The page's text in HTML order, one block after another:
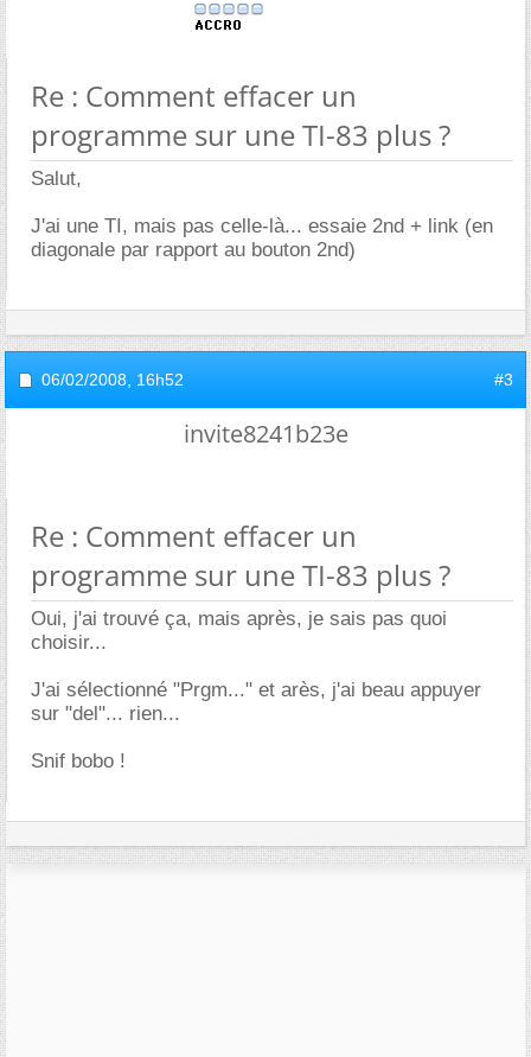
Re : Comment effacer un
programme sur une TI-83 plus ?
Salut,
J'ai une TI, mais pas celle-là... essaie 2nd + link (en
diagonale par rapport au bouton 2nd)
06/02/2008, 16h52 #3
invite8241b23e
Re : Comment effacer un
programme sur une TI-83 plus ?
Oui, j'ai trouvé ça, mais après, je sais pas quoi
choisir...
J'ai sélectionné "Prgm..." et arès, j'ai beau appuyer
sur "del"... rien...
Snif bobo !